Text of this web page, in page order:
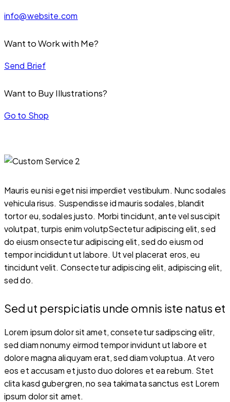
info@website.com
Want to Work with Me?
Send Brief
Want to Buy Illustrations?
Go to Shop
Mauris eu nisi eget nisi imperdiet vestibulum. Nunc sodales
vehicula risus. Suspendisse id mauris sodales, blandit
tortor eu, sodales justo. Morbi tincidunt, ante vel suscipit
volutpat, turpis enim volutpSectetur adipiscing elit, sed
do eiusm onsectetur adipiscing elit, sed do eiusm od
tempor incididunt ut labore. Ut vel placerat eros, eu
tincidunt velit. Consectetur adipiscing elit, adipiscing elit,
sed do.
Sed ut perspiciatis unde omnis iste natus et
Lorem ipsum dolor sit amet, consetetur sadipscing elitr,
sed diam nonumy eirmod tempor invidunt ut labore et
dolore magna aliquyam erat, sed diam voluptua. At vero
eos et accusam et justo duo dolores et ea rebum. Stet
clita kasd gubergren, no sea takimata sanctus est Lorem
ipsum dolor sit amet.